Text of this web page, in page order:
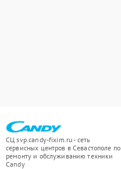
СЦ svp.candy-fixim.ru - сеть
сервисных центров в Севастополе по
ремонту и обслуживанию техники
Candy